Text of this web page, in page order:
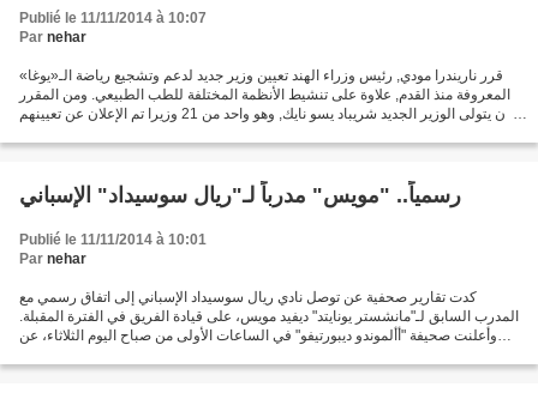
Publié le 11/11/2014 à 10:07
Par nehar
قرر ناريندرا مودي, رئيس وزراء الهند تعيين وزير جديد لدعم وتشجيع رياضة الـ«يوغا»
المعروفة منذ القدم, علاوة على تنشيط الأنظمة المختلفة للطب الطبيعي. ومن المقرر
أن يتولى الوزير الجديد شريباد يسو نايك, وهو واحد من 21 وزيرا تم الإعلان عن تعيينهم
رسمياً.. "مويس" مدرباً لـ"ريال سوسيداد" الإسباني
Publié le 11/11/2014 à 10:01
Par nehar
كدت تقارير صحفية عن توصل نادي ريال سوسيداد الإسباني إلى اتفاق رسمي مع
المدرب السابق لـ"مانشستر يونايتد" ديفيد مويس، على قيادة الفريق في الفترة المقبلة.
وأعلنت صحيفة "أألموندو ديبورتيفو" في الساعات الأولى من صباح اليوم الثلاثاء، عن